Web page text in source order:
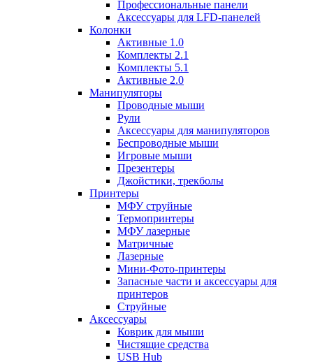
Профессиональные панели
Аксессуары для LFD-панелей
Колонки
Активные 1.0
Комплекты 2.1
Комплекты 5.1
Активные 2.0
Манипуляторы
Проводные мыши
Рули
Аксессуары для манипуляторов
Беспроводные мыши
Игровые мыши
Презентеры
Джойстики, трекболы
Принтеры
МФУ струйные
Термопринтеры
МФУ лазерные
Матричные
Лазерные
Мини-Фото-принтеры
Запасные части и аксессуары для
принтеров
Струйные
Аксессуары
Коврик для мыши
Чистящие средства
USB Hub